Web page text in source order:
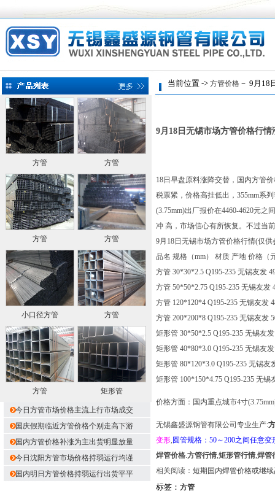
方管 方管
方管 方管
小口径方管 方管
方管 矩形管
今日方管市场价格主流上行市场成交
国庆假期临近方管价格个别走高下游
国内方管价格补涨为主出货明显放量
今日沈阳方管市场价格持弱运行均谨
国内明日方管价格持弱运行出货平平
当前位置 -> 方管价格 － 9月18
9月18日无锡市场方管价格行情
18日早盘原料涨降交替，国内方管
税票紧，价格高挂低出，355mm系
(3.75mm)出厂报价在4460-4620元
冲 高，市场信心有所恢复。不过当
9月18日无锡市场方管价格行情(仅供
品名 规格（mm） 材质 产地 价格（
方管 30*30*2.5 Q195-235 无锡友发
方管 50*50*2.75 Q195-235 无锡友发
方管 120*120*4 Q195-235 无锡友发
方管 200*200*8 Q195-235 无锡友发
矩形管 30*50*2.5 Q195-235 无锡友
矩形管 40*80*3.0 Q195-235 无锡友
矩形管 80*120*3.0 Q195-235 无锡友
矩形管 100*150*4.75 Q195-235 无
价格方面：国内重点城市4寸
无锡鑫盛源钢管有限公司专业生产:
变形, 圆管规格：50～200之间任意变
焊管价格.方管行情,矩形管行情,焊管
相关阅读： 短期国内焊管价格或继
标签： 方管